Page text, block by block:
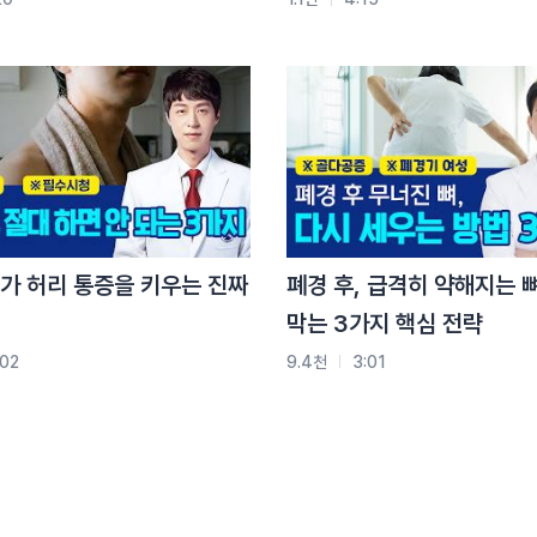
교육
실 수 있습니다.
면, 수원, 안산, 울산, 인천, 일산, 잠실, 창원, 천안,
허리 통증을 키우는 진짜
폐경 후, 급격히 약해지는
막는 3가지 핵심 전략
9.4천 3:01